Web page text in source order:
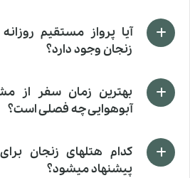
آیا پرواز مستقیم
زنجان وجود دارد؟
بهترین زمان سفر از
آبوهوایی چه فصلی است؟
کدام هتلهای زنجان
پیشنهاد میشود؟